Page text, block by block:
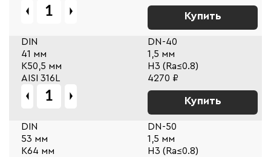
Купить
DIN
DN-40
41 мм
1,5 мм
К50,5 мм
Н3 (Ra≤0.8)
AISI 316L
4270 ₽
Купить
DIN
DN-50
53 мм
1,5 мм
К64 мм
Н3 (Ra≤0.8)